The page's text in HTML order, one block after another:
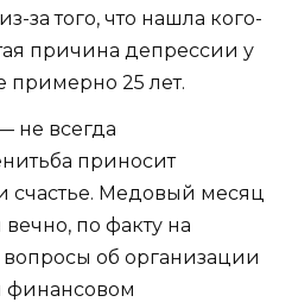
за того, что нашла кого-
причина депрессии у
примерно 25 лет.
не всегда
приносит
счастье. Медовый месяц
по факту на
об организации
финансовом